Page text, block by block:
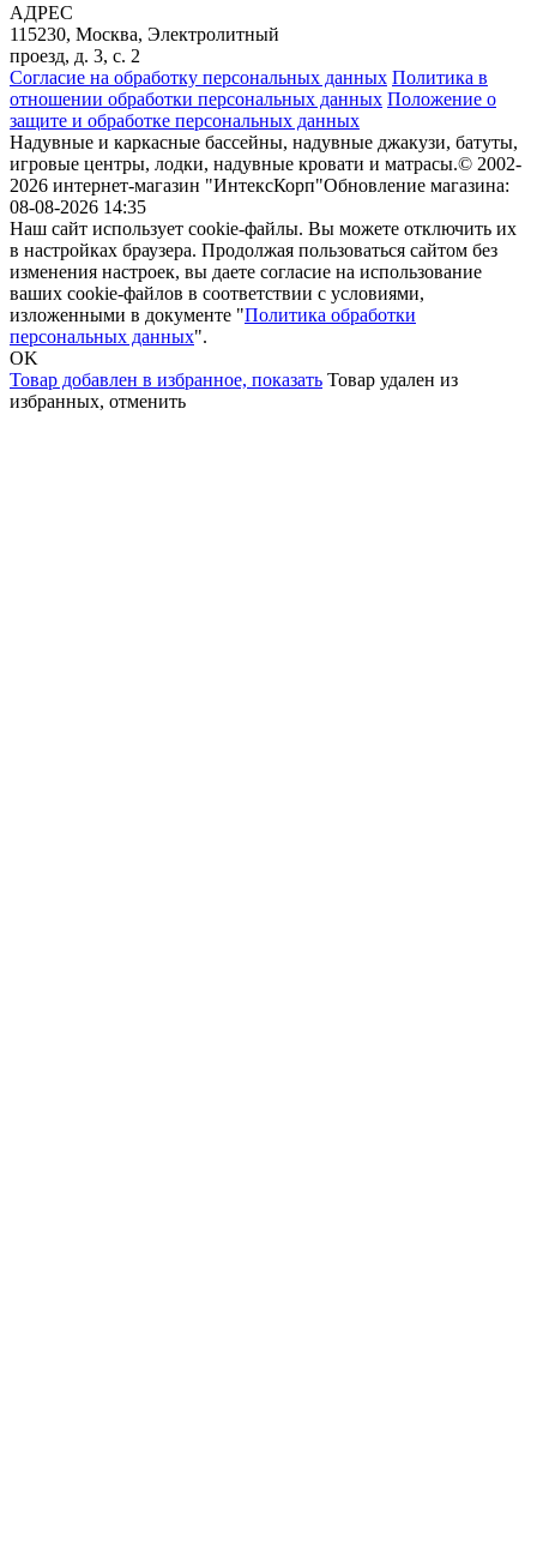
АДРЕС
115230, Москва, Электролитный
проезд, д. 3, с. 2
Согласие на обработку персональных данных Политика в
отношении обработки персональных данных Положение о
защите и обработке персональных данных
Надувные и каркасные бассейны, надувные джакузи, батуты,
игровые центры, лодки, надувные кровати и матрасы.© 2002-
2026 интернет-магазин "ИнтексКорп"Обновление магазина:
08-08-2026 14:35
Наш сайт использует cookie-файлы. Вы можете отключить их
в настройках браузера. Продолжая пользоваться сайтом без
изменения настроек, вы даете согласие на использование
ваших cookie-файлов в соответствии с условиями,
изложенными в документе "Политика обработки
персональных данных".
OK
Товар добавлен в избранное, показать Товар удален из
избранных, отменить